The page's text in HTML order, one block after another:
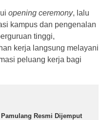
opening ceremony, lalu
kampus dan pengenalan
tinggi,
kerja langsung melayani
peluang kerja bagi
Resmi Dijemput